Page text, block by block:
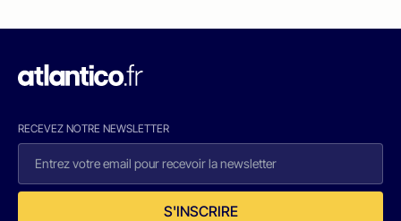
RECEVEZ NOTRE NEWSLETTER
S'INSCRIRE